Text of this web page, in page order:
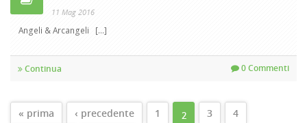
11 Mag 2016
Angeli & Arcangeli [...]
Continua 0 Commenti
PAGINE
« prima ‹ precedente 1 2 3
4